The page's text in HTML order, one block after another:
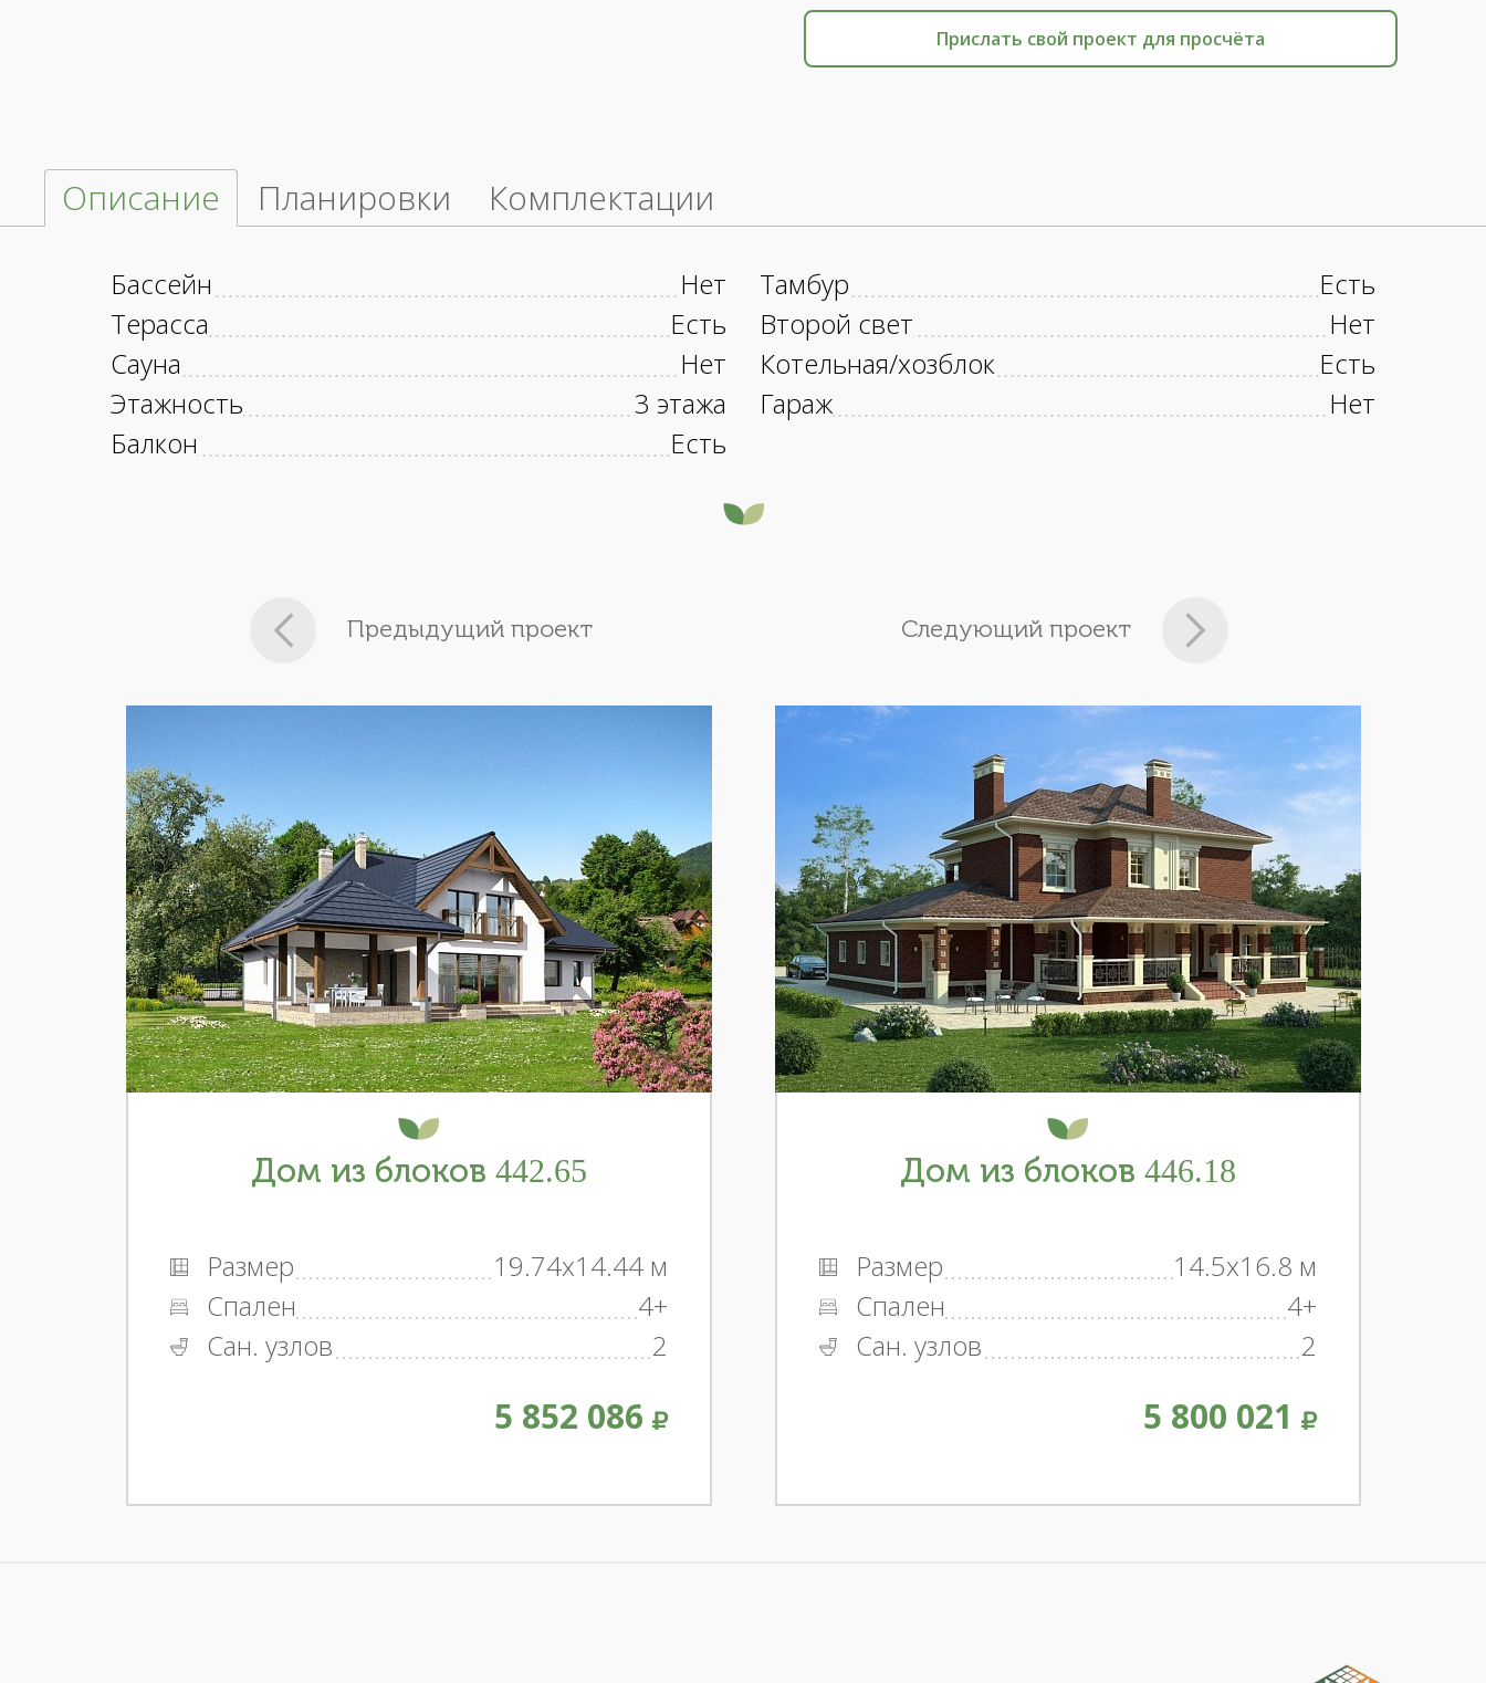
Прислать свой проект для просчёта
Описание Планировки Комплектации
Бассейн
Нет
Терасса
Есть
Сауна
Нет
Этажность
3 этажа
Балкон
Есть
Тамбур
Есть
Второй свет
Нет
Котельная/хозблок
Есть
Гараж
Нет
Предыдущий проект
Дом из блоков 442.65
Размер
19.74x14.44 м
Спален
4+
Сан. узлов
2
5 852 086
Следующий проект
Дом из блоков 446.18
Размер
14.5x16.8 м
Спален
4+
Сан. узлов
2
5 800 021